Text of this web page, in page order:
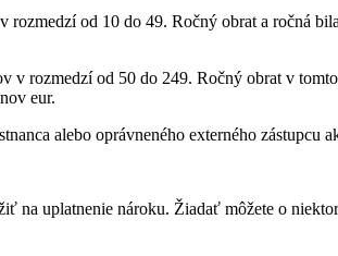
od 10 do 49. Ročný obrat a ročná
v rozmedzí od 50 do 249. Ročný obrat v
eur.
alebo oprávneného externého zástupcu
na uplatnenie nároku. Žiadať môžete o